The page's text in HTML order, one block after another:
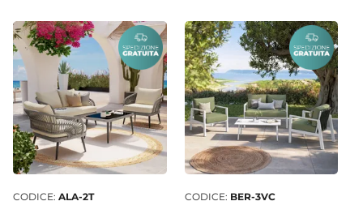
CODICE: ALA-2T CODICE: BER-3VC